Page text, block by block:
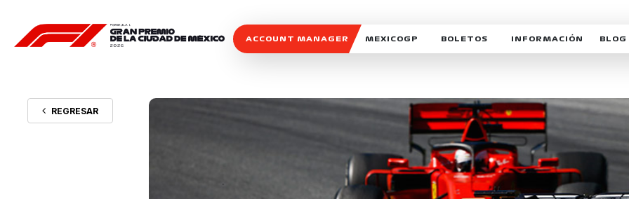
ACCOUNT MANAGER MEXICOGP
SOSTENIBILIDAD
CELEBRA CON NOSOTROS
BOLETOS INFORMACIÓN
DERECHO DE PRIMERA
REFORESTEMOS
MOTORSPORT ACADEMY
VOLUNTARIOS
BLOG
REGRESAR